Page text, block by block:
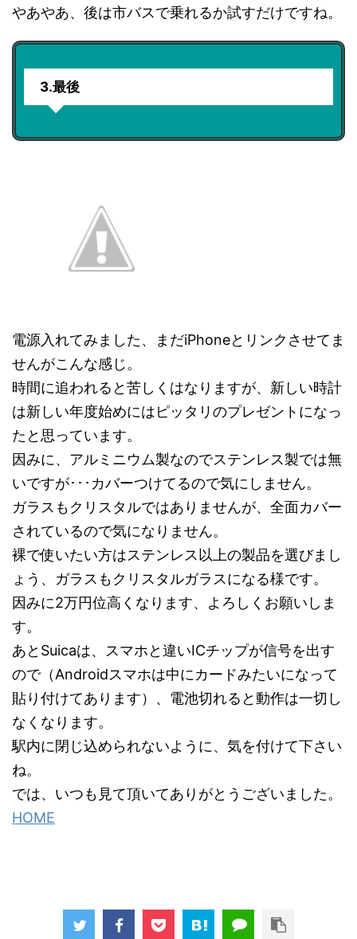
やあやあ、後は市バスで乗れるか試すだけですね。
3.最後
電源入れてみました、まだiPhoneとリンクさせてま
せんがこんな感じ。
時間に追われると苦しくはなりますが、新しい時計
は新しい年度始めにはピッタリのプレゼントになっ
たと思っています。
因みに、アルミニウム製なのでステンレス製では無
いですが･･･カバーつけてるので気にしません。
ガラスもクリスタルではありませんが、全面カバー
されているので気になりません。
裸で使いたい方はステンレス以上の製品を選びまし
ょう、ガラスもクリスタルガラスになる様です。
因みに2万円位高くなります、よろしくお願いしま
す。
あとSuicaは、スマホと違いICチップが信号を出す
ので（Androidスマホは中にカードみたいになって
貼り付けてあります）、電池切れると動作は一切し
なくなります。
駅内に閉じ込められないように、気を付けて下さい
ね。
では、いつも見て頂いてありがとうございました。
HOME